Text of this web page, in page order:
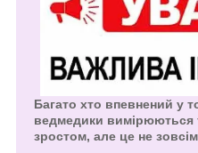
Багато хто впевнений у
ведмедики вимірюються
зростом, але це не